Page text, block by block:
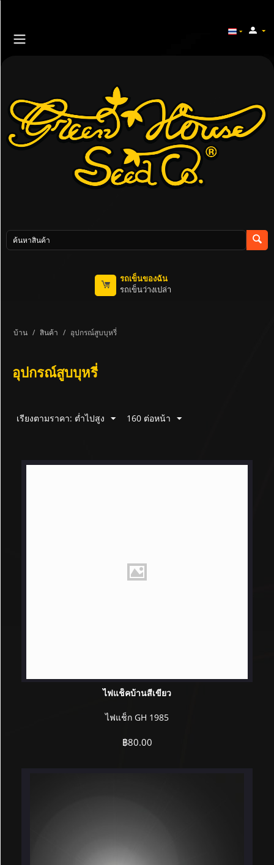
รถเข็นของฉัน
รถเข็นว่างเปล่า
บ้าน / สินค้า / อุปกรณ์สูบบุหรี่
อุปกรณ์สูบบุหรี่
เรียงตามราคา: ต่ำไปสูง 160 ต่อหน้า
ไฟแช็คบ้านสีเขียว
ไฟแช็ก GH 1985
฿80.00